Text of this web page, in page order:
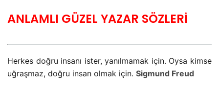
ANLAMLI GÜZEL YAZAR SÖZLERİ
Herkes doğru insanı ister, yanılmamak için. Oysa kimse
uğraşmaz, doğru insan olmak için. Sigmund Freud